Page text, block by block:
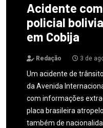
Acidente
policial
em Cobija
Redação 3 de
Um acidente de
da Avenida
com informações
placa brasileira
também de